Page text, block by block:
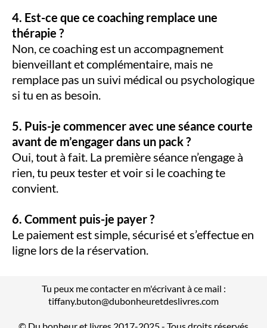
4. Est-ce que ce coaching remplace une
thérapie ?
Non, ce coaching est un accompagnement
bienveillant et complémentaire, mais ne
remplace pas un suivi médical ou psychologique
si tu en as besoin.
5. Puis-je commencer avec une séance courte
avant de m’engager dans un pack ?
Oui, tout à fait. La première séance n’engage à
rien, tu peux tester et voir si le coaching te
convient.
6. Comment puis-je payer ?
Le paiement est simple, sécurisé et s’effectue en
ligne lors de la réservation.
Tu peux me contacter en m'écrivant à ce mail :
tiffany.buton@dubonheuretdeslivres.com